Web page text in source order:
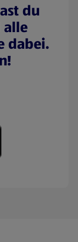
du
alle
dabei.